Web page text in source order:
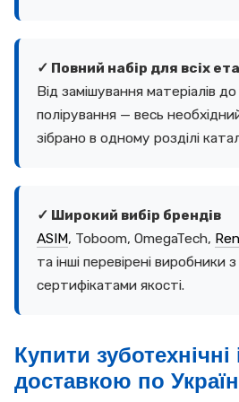
✓ Повний набір для всіх
Від замішування матеріалів до
полірування — весь
зібрано в одному розділі
✓ Широкий вибір брендів
ASIM, Toboom, OmegaTech,
та інші перевірені виробники
сертифікатами якості.
Купити
доставкою по